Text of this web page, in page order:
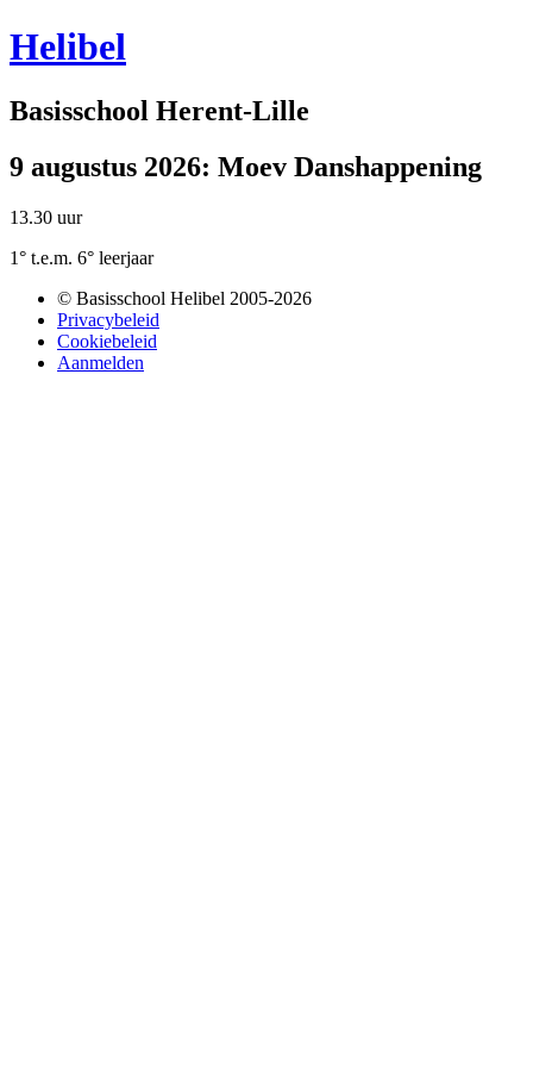
Helibel
Basisschool Herent-Lille
9 augustus 2026: Moev Danshappening
13.30 uur
1° t.e.m. 6° leerjaar
© Basisschool Helibel 2005-2026
Privacybeleid
Cookiebeleid
Aanmelden